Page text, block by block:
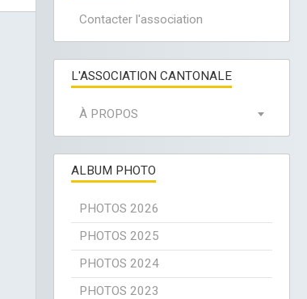
Contacter l'association
L'ASSOCIATION CANTONALE
À PROPOS
ALBUM PHOTO
PHOTOS 2026
PHOTOS 2025
PHOTOS 2024
PHOTOS 2023